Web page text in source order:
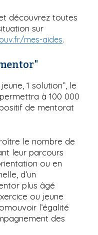
découvrez toutes
sur
mes-aides.
1 solution”, le
à 100 000
de mentorat
le nombre de
leur parcours
ou en
d’un
plus âgé
ou jeune
l’égalité
des